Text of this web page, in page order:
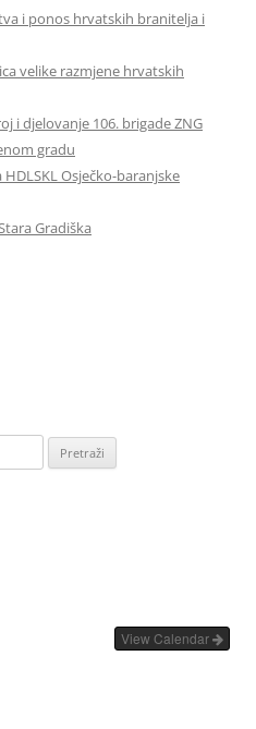
i ponos hrvatskih branitelja i
velike razmjene hrvatskih
i djelovanje 106. brigade ZNG
gradu
Osječko-baranjske
Gradiška
View Calendar